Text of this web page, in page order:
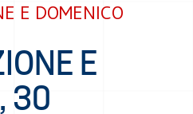
E DOMENICO
E
30